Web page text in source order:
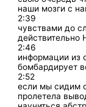
наши мозги с
2:39
чувствами до
действительно
2:46
информации из
бомбардирует
2:52
если мы сидим
пролетела